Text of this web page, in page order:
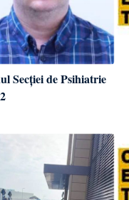
Secției de Psihiatrie